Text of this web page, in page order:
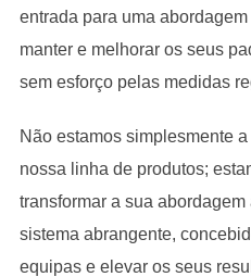
entrada para uma
manter e melhorar os seus
sem esforço pelas medidas
Não estamos simplesmente
nossa linha de produtos;
transformar a sua
sistema abrangente,
equipas e elevar os seus